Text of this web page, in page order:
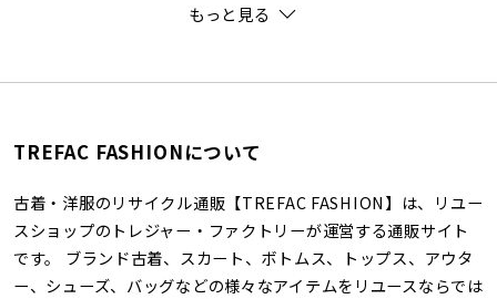
もっと見る
TREFAC FASHIONについて
古着・洋服のリサイクル通販【TREFAC FASHION】は、リユー
スショップのトレジャー・ファクトリーが運営する通販サイト
です。 ブランド古着、スカート、ボトムス、トップス、アウタ
ー、シューズ、バッグなどの様々なアイテムをリユースならでは